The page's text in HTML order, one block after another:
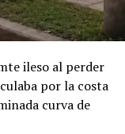
ileso al perder
por la costa
curva de